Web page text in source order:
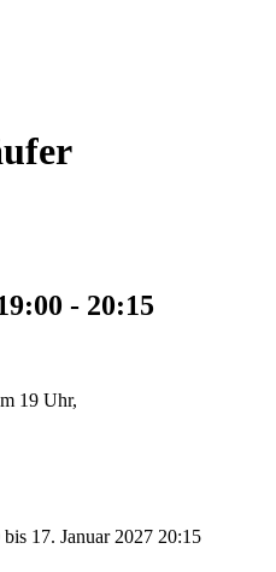
- 20:15
19 Uhr,
bis 17. Januar 2027 20:15